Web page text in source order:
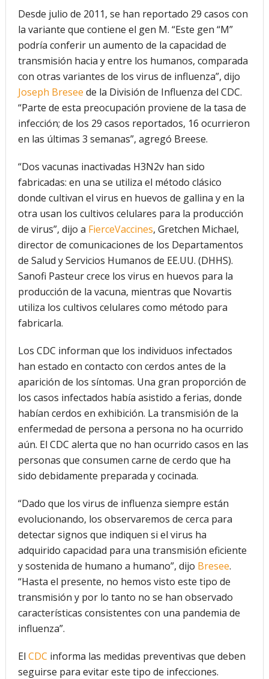
Desde julio de 2011, se han reportado 29 casos con
la variante que contiene el gen M. “Este gen “M”
podría conferir un aumento de la capacidad de
transmisión hacia y entre los humanos, comparada
con otras variantes de los virus de influenza”, dijo
Joseph Bresee de la División de Influenza del CDC.
“Parte de esta preocupación proviene de la tasa de
infección; de los 29 casos reportados, 16 ocurrieron
en las últimas 3 semanas”, agregó Breese.
“Dos vacunas inactivadas H3N2v han sido
fabricadas: en una se utiliza el método clásico
donde cultivan el virus en huevos de gallina y en la
otra usan los cultivos celulares para la producción
de virus”, dijo a FierceVaccines, Gretchen Michael,
director de comunicaciones de los Departamentos
de Salud y Servicios Humanos de EE.UU. (DHHS).
Sanofi Pasteur crece los virus en huevos para la
producción de la vacuna, mientras que Novartis
utiliza los cultivos celulares como método para
fabricarla.
Los CDC informan que los individuos infectados
han estado en contacto con cerdos antes de la
aparición de los síntomas. Una gran proporción de
los casos infectados había asistido a ferias, donde
habían cerdos en exhibición. La transmisión de la
enfermedad de persona a persona no ha ocurrido
aún. El CDC alerta que no han ocurrido casos en las
personas que consumen carne de cerdo que ha
sido debidamente preparada y cocinada.
“Dado que los virus de influenza siempre están
evolucionando, los observaremos de cerca para
detectar signos que indiquen si el virus ha
adquirido capacidad para una transmisión eficiente
y sostenida de humano a humano”, dijo Bresee.
“Hasta el presente, no hemos visto este tipo de
transmisión y por lo tanto no se han observado
características consistentes con una pandemia de
influenza”.
El CDC informa las medidas preventivas que deben
seguirse para evitar este tipo de infecciones.